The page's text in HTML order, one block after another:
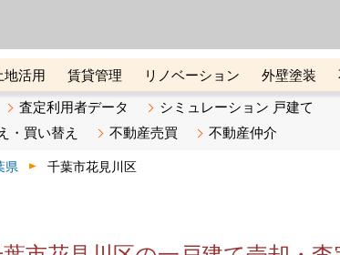
地活用 賃貸管理 リノベーション 外壁塗装
リビンマガジンBiz 不動産売却ご相談デスク
査定利用者データ
シミュレーション 戸建て
・買い替え 不動産売買 不動産仲介
県 千葉市花見川区